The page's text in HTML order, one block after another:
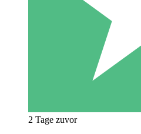
2 Tage zuvor